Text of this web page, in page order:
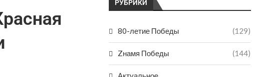
РУБРИКИ
80-летие Победы (129)
Zнамя Победы (144)